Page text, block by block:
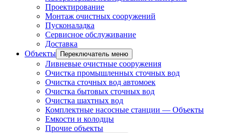
Проектирование
Монтаж очистных сооружений
Пусконаладка
Сервисное обслуживание
Доставка
Объекты
Переключатель меню
Ливневые очистные сооружения
Очистка промышленных сточных вод
Очистка сточных вод автомоек
Очистка бытовых сточных вод
Очистка шахтных вод
Комплектные насосные станции — Объекты
Емкости и колодцы
Прочие объекты